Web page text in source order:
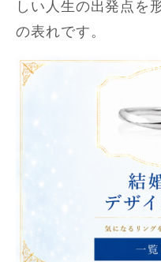
しい人生の出発点を
の表れです。